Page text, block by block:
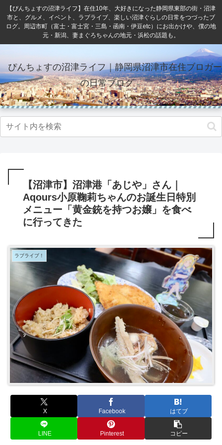
【ぴんちょすの沼津ライフ】在住10年、大好きになった静岡県東部の街・沼津
市と、グルメ、イベント、ラブライブ、楽しい沼津ぐらしの日常をつづったブ
ログ。周辺市町（富士・富士宮・三島・函南・伊豆etc）にお出かけや、僕の地
元・新潟、妻まぐろちゃんの地元・浜松の話題も。
ぴんちょすの沼津ライフ｜静岡県沼津市在住ブロガー
の日常ブログ
【沼津市】沼津港「あじや」さん｜
Aqours小原鞠莉ちゃんのお誕生日特別
メニュー「黄金銃を持つお嬢」を食べ
に行ってきた
ラブライブ！
X Facebook はてブ
LINE Pinterest コピー